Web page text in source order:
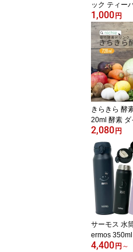
ック ティー
ドマーク
リア ) 選べ
100包 /
包 オーガニ
ンカフェイ
イボス 茶 の
由来のティ
1,000 円
きらきら 酵
20ml 酵素 ダ
ァスティング
サプリ をお
nichie ニチ
ド】
2,080 円
サーモス 水
ermos
ml 750ml マ
4,400 円 ～